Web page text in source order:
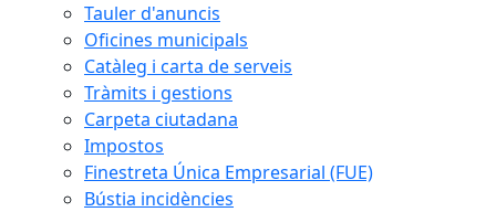
Tauler d'anuncis
Oficines municipals
Catàleg i carta de serveis
Tràmits i gestions
Carpeta ciutadana
Impostos
Finestreta Única Empresarial (FUE)
Bústia incidències